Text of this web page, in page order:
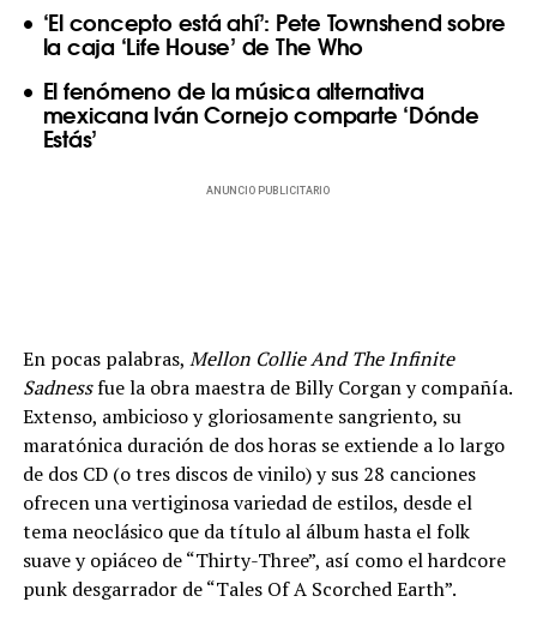
‘El concepto está ahí’: Pete Townshend sobre
la caja ‘Life House’ de The Who
El fenómeno de la música alternativa
mexicana Iván Cornejo comparte ‘Dónde
Estás’
ANUNCIO PUBLICITARIO
En pocas palabras, Mellon Collie And The Infinite
Sadnessfue la obra maestra de Billy Corgan y compañía.
Extenso, ambicioso y gloriosamente sangriento, su
maratónica duración de dos horas se extiende a lo largo
de dos CD (o tres discos de vinilo) y sus 28 canciones
ofrecen una vertiginosa variedad de estilos, desde el
tema neoclásico que da título al álbum hasta el folk
suave y opiáceo de “Thirty-Three”, así como el hardcore
punk desgarrador de “Tales Of A Scorched Earth”.